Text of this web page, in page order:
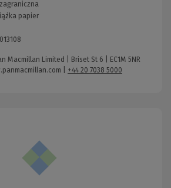
papier
Macmillan Limited | Briset St 6 | EC1M 5NR
+44 20 7038 5000